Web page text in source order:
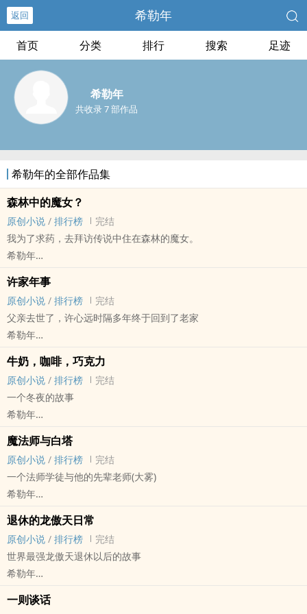
返回 希勒年
首页 分类 排行 搜索 足迹
希勒年
共收录 7 部作品
希勒年的全部作品集
森林中的魔女？
原创小说 / 排行榜
完结
我为了求药，去拜访传说中住在森林的魔女。
希勒年
原创小说 - 奇幻 - BL - 短篇
完结
许家年事
原创小说 / 排行榜
完结
父亲去世了，许心远时隔多年终于回到了老家
希勒年
现代
牛奶，咖啡，巧克力
原创小说 / 排行榜
完结
一个冬夜的故事
希勒年
现代 - 致郁
不包含h元素，边限是因为不适合未成年观看
成年且心态脆弱也不适合
魔法师与白塔
原创小说 / 排行榜
完结
一个法师学徒与他的先辈老师(大雾)
希勒年
魔法世界
退休的龙傲天日常
原创小说 / 排行榜
完结
世界最强龙傲天退休以后的故事
希勒年
魔法世界 - 西方
一则谈话